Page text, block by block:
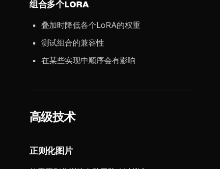
组合多个LORA
叠加时降低各个LoRA的权重
测试组合的兼容性
在某些实现中顺序会有影响
高级技术
正则化图片